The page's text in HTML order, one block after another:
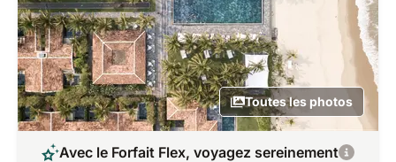
Toutes les photos
Avec le Forfait Flex, voyagez sereinement